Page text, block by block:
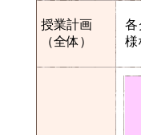
授業計画
（全体）
各
様